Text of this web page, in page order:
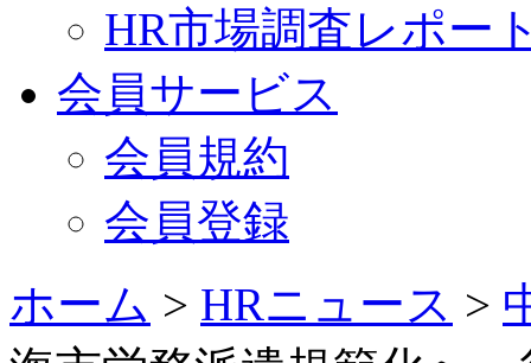
HR市場調査レポー
会員サービス
会員規約
会員登録
ホーム > HRニュース >